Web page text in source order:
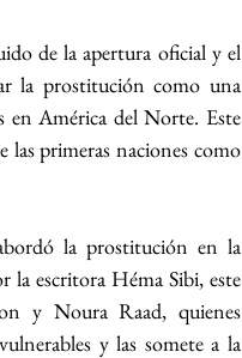
de la apertura oficial y el
la prostitución como una
en América del Norte. Este
las primeras naciones como
la prostitución en la
la escritora Héma Sibi, este
y Noura Raad, quienes
y las somete a la